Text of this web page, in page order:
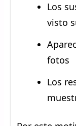
Los
visto
fotos
Los